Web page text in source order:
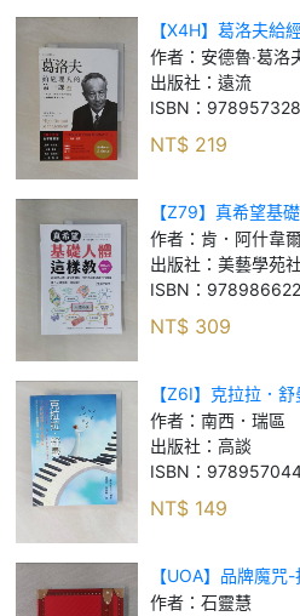
【X4H】葛洛夫給
啡的早餐店談高效
作者： 安德魯‧葛洛
出版社： 遠流
ISBN：
NT$ 219
【Z79】真希望基
國高中生必備！看
統到循環與內分泌
作者： 肯．阿什韋
出版社： 美藝學苑
ISBN：
NT$ 309
【Z6I】克拉拉．
作者： 南西．瑞區
出版社： 高談
ISBN：
NT$ 149
【UOA】品牌魔咒
石靈慧
作者： 石靈慧